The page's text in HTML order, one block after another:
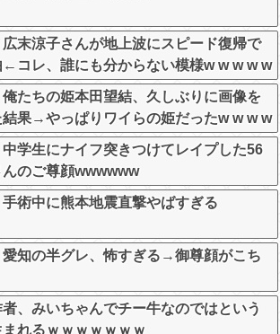
広末涼子さんが地上波にスピード復帰で
←コレ、誰にも分からない模様w w w w w
俺たちの姫本田望結、久しぶりに画像を
結果→やっぱりワイらの姫だったw w w w
w w
中学生にナイフ突きつけてレイプした56
んのご尊顔wwwwww
手術中に熊本地震直撃やばすぎる
愛知の半グレ、怖すぎる→御尊顔がこち
、みいちゃんでチー牛なのではという
れるｗｗｗｗｗｗｗ